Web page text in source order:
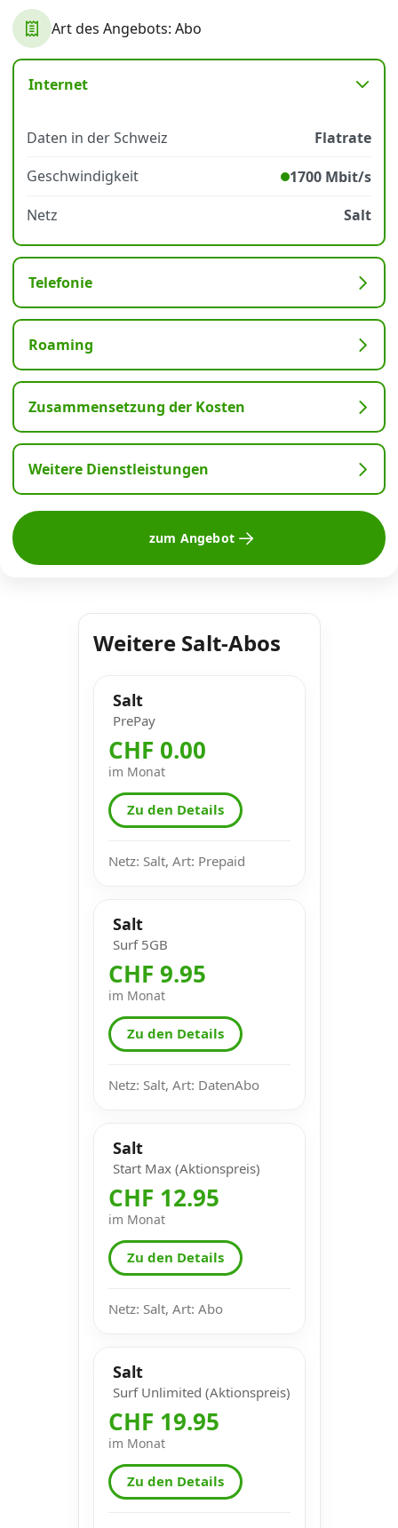
Art des Angebots: Abo
Internet
Daten in der Schweiz
Flatrate
Geschwindigkeit
1700 Mbit/s
Netz
Salt
Telefonie
Roaming
Zusammensetzung der Kosten
Weitere Dienstleistungen
zum Angebot
Weitere Salt-Abos
Salt
PrePay
CHF 0.00
im Monat
Zu den Details
Netz: Salt, Art: Prepaid
Salt
Surf 5GB
CHF 9.95
im Monat
Zu den Details
Netz: Salt, Art: DatenAbo
Salt
Start Max (Aktionspreis)
CHF 12.95
im Monat
Zu den Details
Netz: Salt, Art: Abo
Salt
Surf Unlimited (Aktionspreis)
CHF 19.95
im Monat
Zu den Details